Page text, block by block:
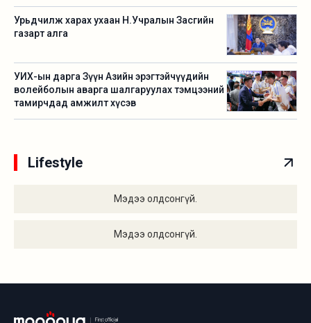
Урьдчилж харах ухаан Н.Учралын Засгийн
газарт алга
УИХ-ын дарга Зүүн Азийн эрэгтэйчүүдийн
волейболын аварга шалгаруулах тэмцээний
тамирчдад амжилт хүсэв
Lifestyle
Мэдээ олдсонгүй.
Мэдээ олдсонгүй.